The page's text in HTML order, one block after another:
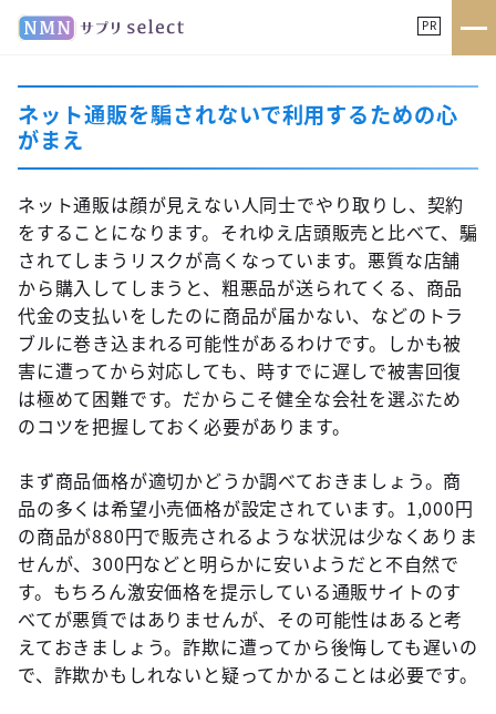
PR
ネット通販を騙されないで利用するための心
がまえ
ネット通販は顔が見えない人同士でやり取りし、契約
をすることになります。それゆえ店頭販売と比べて、騙
されてしまうリスクが高くなっています。悪質な店舗
から購入してしまうと、粗悪品が送られてくる、商品
代金の支払いをしたのに商品が届かない、などのトラ
ブルに巻き込まれる可能性があるわけです。しかも被
害に遭ってから対応しても、時すでに遅しで被害回復
は極めて困難です。だからこそ健全な会社を選ぶため
のコツを把握しておく必要があります。
まず商品価格が適切かどうか調べておきましょう。商
品の多くは希望小売価格が設定されています。1,000円
の商品が880円で販売されるような状況は少なくありま
せんが、300円などと明らかに安いようだと不自然で
す。もちろん激安価格を提示している通販サイトのす
べてが悪質ではありませんが、その可能性はあると考
えておきましょう。詐欺に遭ってから後悔しても遅いの
で、詐欺かもしれないと疑ってかかることは必要です。